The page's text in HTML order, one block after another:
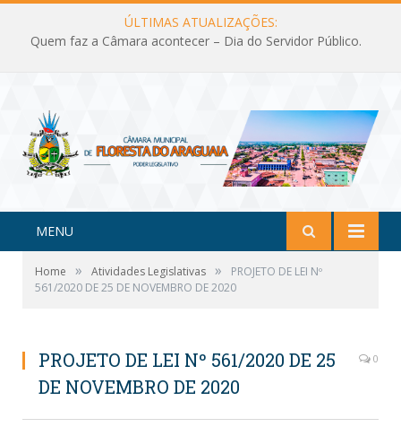
ÚLTIMAS ATUALIZAÇÕES:
Quem faz a Câmara acontecer – Dia do Servidor Público.
MENU
Home » Atividades Legislativas »
PROJETO DE LEI Nº
561/2020 DE 25 DE NOVEMBRO DE 2020
PROJETO DE LEI Nº 561/2020 DE 25
DE NOVEMBRO DE 2020
0